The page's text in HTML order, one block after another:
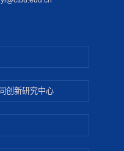
创新研究中心